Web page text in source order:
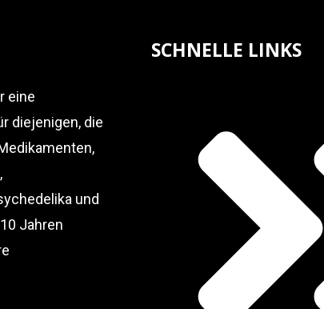
eine
diejenigen, die
und
Jahren
SCHNELLE LINKS